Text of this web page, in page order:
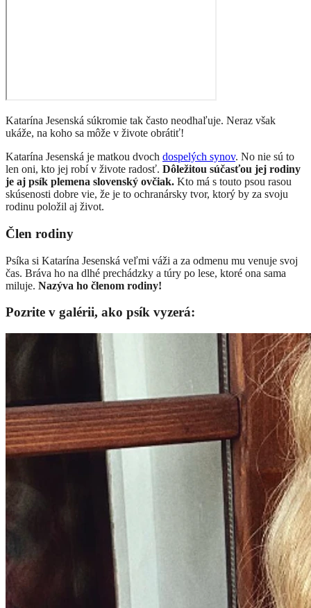
Katarína Jesenská súkromie tak často neodhaľuje. Neraz však
ukáže, na koho sa môže v živote obrátiť!
​Katarína Jesenská je matkou dvoch dospelých synov. No nie sú to
len oni, kto jej robí v živote radosť. Dôležitou súčasťou jej rodiny
je aj psík plemena slovenský ovčiak. Kto má s touto psou rasou
skúsenosti dobre vie, že je to ochranársky tvor, ktorý by za svoju
rodinu položil aj život.
Člen rodiny
Psíka si Katarína Jesenská veľmi váži a za odmenu mu venuje svoj
čas. Bráva ho na dlhé prechádzky a túry po lese, ktoré ona sama
miluje. Nazýva ho členom rodiny!
Pozrite v galérii, ako psík vyzerá: